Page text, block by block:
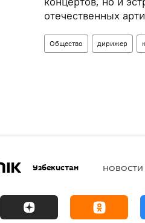
отечественных
Общество дирижер
Узбекистан НОВОСТИ